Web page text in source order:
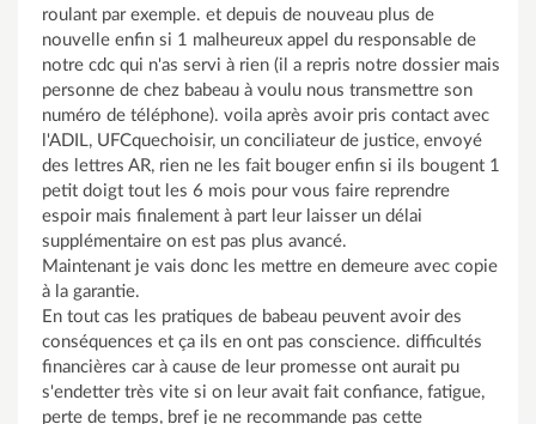
roulant par exemple. et depuis de nouveau plus de
nouvelle enfin si 1 malheureux appel du responsable de
notre cdc qui n'as servi à rien (il a repris notre dossier mais
personne de chez babeau à voulu nous transmettre son
numéro de téléphone). voila après avoir pris contact avec
l'ADIL, UFCquechoisir, un conciliateur de justice, envoyé
des lettres AR, rien ne les fait bouger enfin si ils bougent 1
petit doigt tout les 6 mois pour vous faire reprendre
espoir mais finalement à part leur laisser un délai
supplémentaire on est pas plus avancé.
Maintenant je vais donc les mettre en demeure avec copie
à la garantie.
En tout cas les pratiques de babeau peuvent avoir des
conséquences et ça ils en ont pas conscience. difficultés
financières car à cause de leur promesse ont aurait pu
s'endetter très vite si on leur avait fait confiance, fatigue,
perte de temps, bref je ne recommande pas cette